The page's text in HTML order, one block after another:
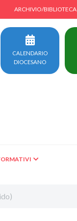
ARCHIVIO/BIBLIOTECA
CALENDARIO
DIOCESANO